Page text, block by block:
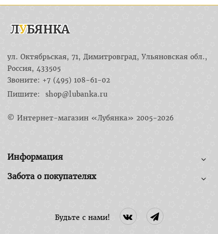
ул. Октябрьская, 71, Димитровград, Ульяновская обл.,
Россия, 433505
Звоните: +7 (495) 108-61-02
Пишите:
shop@lubanka.ru
© Интернет-магазин «Лубянка» 2005-2026
Информация
Забота о покупателях
Будьте с нами!